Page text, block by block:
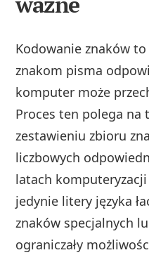
Kodowanie znaków
znakom pisma
komputer może
Proces ten polega na
zestawieniu zbioru
liczbowych
latach
jedynie litery języka
znaków specjalnych
ograniczały